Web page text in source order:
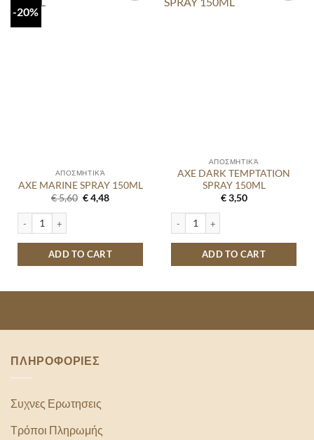
-20%
ΑΠΟΣΜΗΤΙΚΆ
AXE MARINE SPRAY 150ML
€5,60 Original
price
€4,48Current
AXE MARINE SPRAY 150ML quantity
ADD TO CART
ΑΠΟΣΜΗΤΙΚΆ
AXE DARK TEMPTATION
SPRAY 150ML
€3,50
AXE DARK TEMPTATION SPRAY
ADD TO CART
ΠΛΗΡΟΦΟΡΙΕΣ
Συχνες Ερωτησεις
Τρόποι Πληρωμής